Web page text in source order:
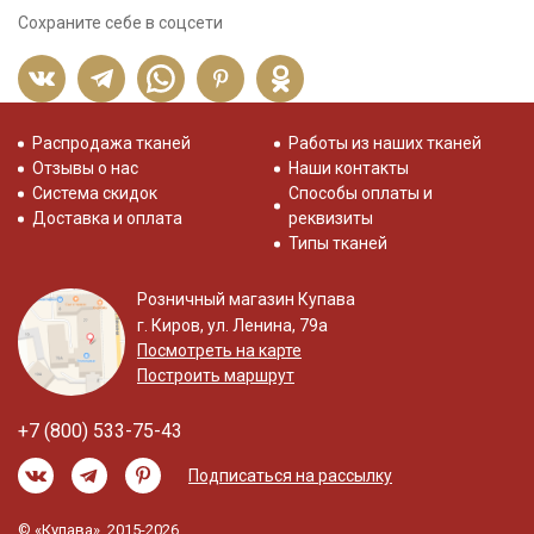
Сохраните себе в соцсети
Распродажа тканей
Отзывы о нас
Система скидок
Доставка и оплата
Работы из наших тканей
Наши контакты
Способы оплаты и
реквизиты
Типы тканей
Розничный магазин Купава
г. Киров, ул. Ленина, 79а
Посмотреть на карте
Построить маршрут
+7 (800) 533-75-43
Подписаться на рассылку
© «Купава», 2015-2026